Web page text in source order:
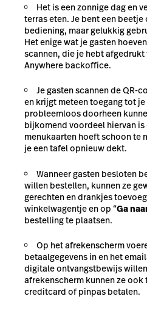
Het is een zonnige dag en
terras eten. Je bent een
bediening, maar gelukkig
Het enige wat je gasten
scannen, die je hebt
Anywhere backoffice.
Je gasten scannen de QR-
en krijgt meteen toegang tot je
probleemloos doorheen
bijkomend voordeel hiervan
menukaarten hoeft schoon te
je een tafel opnieuw dekt.
Wanneer gasten besloten
willen bestellen, kunnen ze
gerechten en drankjes
winkelwagentje en op “Ga
bestelling te plaatsen.
Op het afrekenscherm
betaalgegevens in en het
digitale ontvangstbewijs
afrekenscherm kunnen ze
creditcard of pinpas betalen.